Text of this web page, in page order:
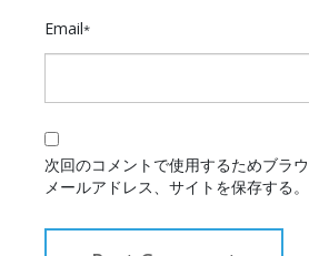
Email*
次回のコメントで使用するためブラウ
メールアドレス、サイトを保存する。